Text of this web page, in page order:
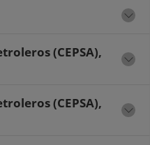
(CEPSA),
(CEPSA),